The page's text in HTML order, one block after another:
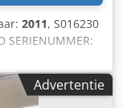
2011, S016230
SERIENUMMER:
VERMOGEN
(bar): 13 UREN
ja INGEBOUWDE
Advertentie